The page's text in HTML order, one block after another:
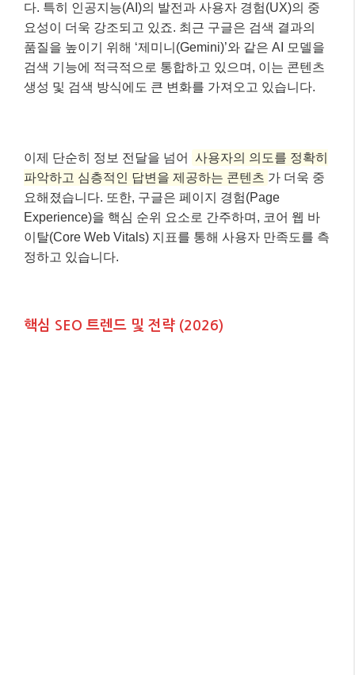
다. 특히 인공지능(AI)의 발전과 사용자 경험(UX)의 중
요성이 더욱 강조되고 있죠. 최근 구글은 검색 결과의
품질을 높이기 위해 ‘제미니(Gemini)’와 같은 AI 모델을
검색 기능에 적극적으로 통합하고 있으며, 이는 콘텐츠
생성 및 검색 방식에도 큰 변화를 가져오고 있습니다.
이제 단순히 정보 전달을 넘어
사용자의 의도를 정확히
파악하고 심층적인 답변을 제공하는 콘텐츠 가 더욱 중
요해졌습니다. 또한, 구글은 페이지 경험(Page
Experience)을 핵심 순위 요소로 간주하며, 코어 웹 바
이탈(Core Web Vitals) 지표를 통해 사용자 만족도를 측
정하고 있습니다.
핵심 SEO 트렌드 및 전략 (2026)